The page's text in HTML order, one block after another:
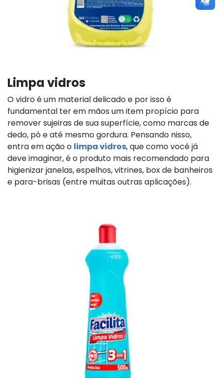
Limpa vidros
O vidro é um material delicado e por isso é
fundamental ter em mãos um item propício para
remover sujeiras de sua superfície, como marcas de
dedo, pó e até mesmo gordura. Pensando nisso,
entra em ação o limpa vidros, que como você já
deve imaginar, é o produto mais recomendado para
higienizar janelas, espelhos, vitrines, box de banheiros
e para-brisas (entre muitas outras aplicações).